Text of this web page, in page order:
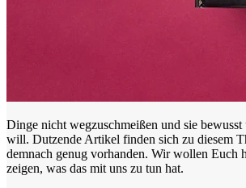
Dinge nicht wegzuschmeißen und sie
will. Dutzende Artikel finden sich zu diesem
demnach genug vorhanden. Wir wollen Euch
zeigen, was das mit uns zu tun hat.